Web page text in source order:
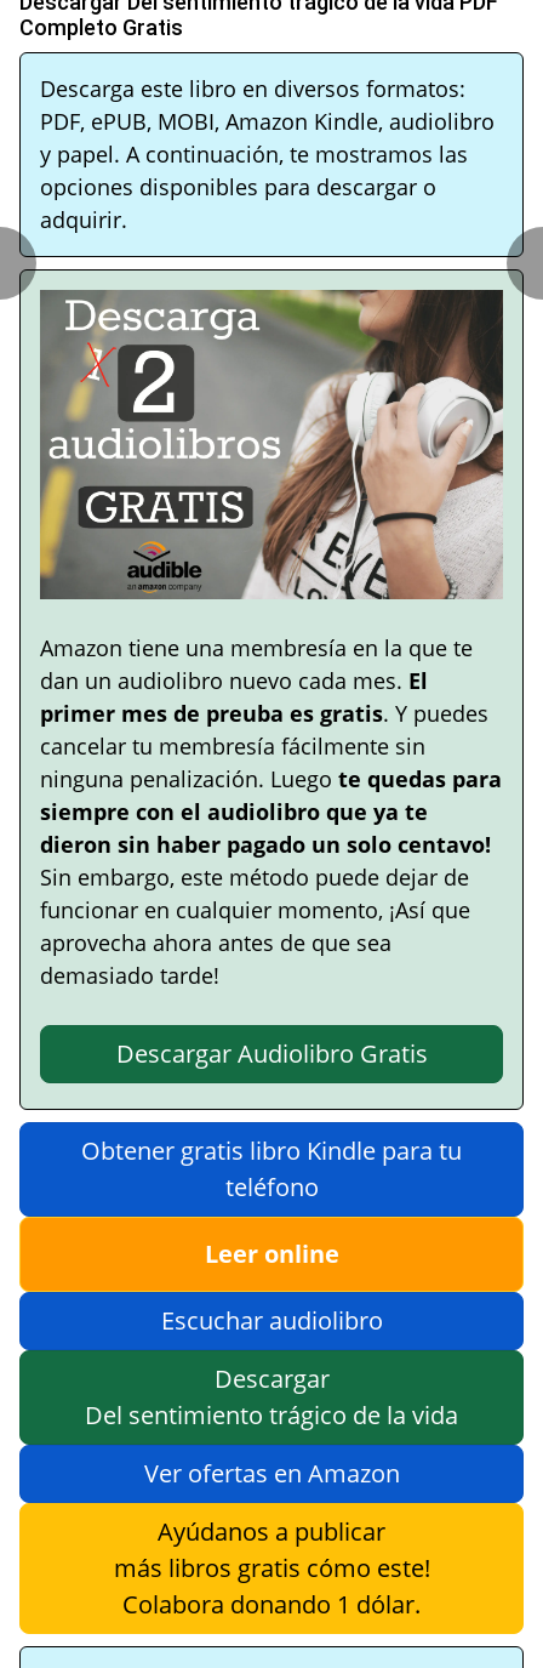
Completo Gratis
Descarga este libro en diversos formatos:
PDF, ePUB, MOBI, Amazon Kindle, audiolibro
y papel. A continuación, te mostramos las
opciones disponibles para descargar o
adquirir.
Amazon tiene una membresía en la que te
dan un audiolibro nuevo cada mes. El
primer mes de preuba es gratis. Y puedes
cancelar tu membresía fácilmente sin
ninguna penalización. Luego te quedas para
siempre con el audiolibro que ya te
dieron sin haber pagado un solo centavo!
Sin embargo, este método puede dejar de
funcionar en cualquier momento, ¡Así que
aprovecha ahora antes de que sea
demasiado tarde!
Descargar Audiolibro Gratis
Obtener gratis libro Kindle para tu
teléfono
Leer online
Escuchar audiolibro
Descargar
Del sentimiento trágico de la vida
Ver ofertas en Amazon
Ayúdanos a publicar
más libros gratis cómo este!
Colabora donando 1 dólar.